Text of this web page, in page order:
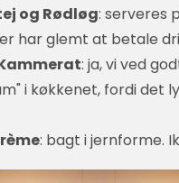
og Rødløg: serveres
har glemt at betale
: ja, vi ved
i køkkenet, fordi det
: bagt i jernforme.